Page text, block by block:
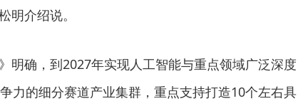
明介绍说。
明确，到2027年实现人工智能与重点领域广泛深度
力的细分赛道产业集群，重点支持打造10个左右具